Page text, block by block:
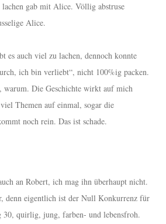
gab mit Alice. Völlig abstruse
Alice.
es auch viel zu lachen, dennoch konnte
ich bin verliebt“, nicht 100%ig packen.
warum. Die Geschichte wirkt auf mich
Themen auf einmal, sogar die
noch rein. Das ist schade.
an Robert, ich mag ihn überhaupt nicht.
denn eigentlich ist der Null Konkurrenz für
30, quirlig, jung, farben- und lebensfroh.